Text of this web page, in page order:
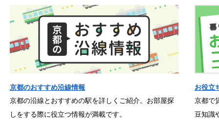
京都のおすすめ沿線情報
京都の沿線とおすすめの駅を詳しくご紹介。お部屋探
しをする際に役立つ情報が満載です。
お役立
京都で
豆知識